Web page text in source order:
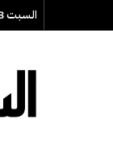
السبت 08 أغسطس 2026